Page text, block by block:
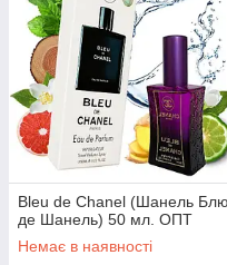
Bleu de Chanel (Шанель Блю
де Шанель) 50 мл. ОПТ
Немає в наявності